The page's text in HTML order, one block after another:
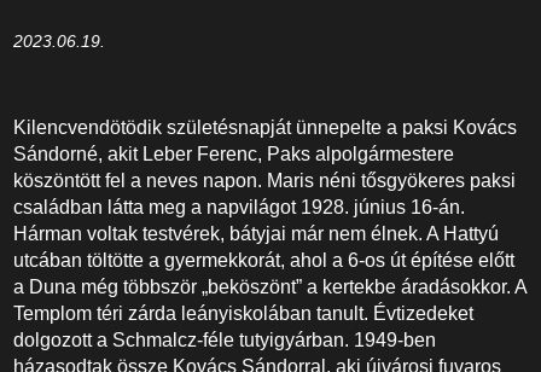
2023.06.19.
Kilencvendötödik születésnapját ünnepelte a paksi Kovács
Sándorné, akit Leber Ferenc, Paks alpolgármestere
köszöntött fel a neves napon. Maris néni tősgyökeres paksi
családban látta meg a napvilágot 1928. június 16-án.
Hárman voltak testvérek, bátyjai már nem élnek. A Hattyú
utcában töltötte a gyermekkorát, ahol a 6-os út építése előtt
a Duna még többször „beköszönt” a kertekbe áradásokkor. A
Templom téri zárda leányiskolában tanult. Évtizedeket
dolgozott a Schmalcz-féle tutyigyárban. 1949-ben
házasodtak össze Kovács Sándorral, aki újvárosi fuvaros